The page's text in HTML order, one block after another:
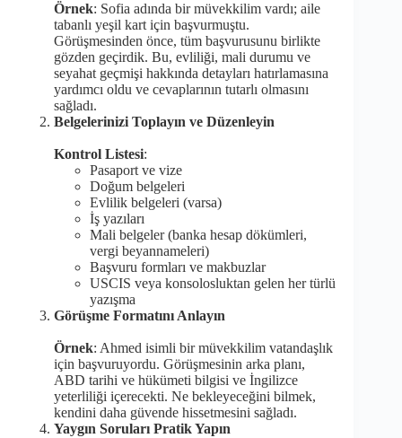
Örnek: Sofia adında bir müvekkilim vardı; aile
tabanlı yeşil kart için başvurmuştu.
Görüşmesinden önce, tüm başvurusunu birlikte
gözden geçirdik. Bu, evliliği, mali durumu ve
seyahat geçmişi hakkında detayları hatırlamasına
yardımcı oldu ve cevaplarının tutarlı olmasını
sağladı.
Belgelerinizi Toplayın ve Düzenleyin
Kontrol Listesi:
Pasaport ve vize
Doğum belgeleri
Evlilik belgeleri (varsa)
İş yazıları
Mali belgeler (banka hesap dökümleri,
vergi beyannameleri)
Başvuru formları ve makbuzlar
USCIS veya konsolosluktan gelen her türlü
yazışma
Görüşme Formatını Anlayın
Örnek: Ahmed isimli bir müvekkilim vatandaşlık
için başvuruyordu. Görüşmesinin arka planı,
ABD tarihi ve hükümeti bilgisi ve İngilizce
yeterliliği içerecekti. Ne bekleyeceğini bilmek,
kendini daha güvende hissetmesini sağladı.
Yaygın Soruları Pratik Yapın